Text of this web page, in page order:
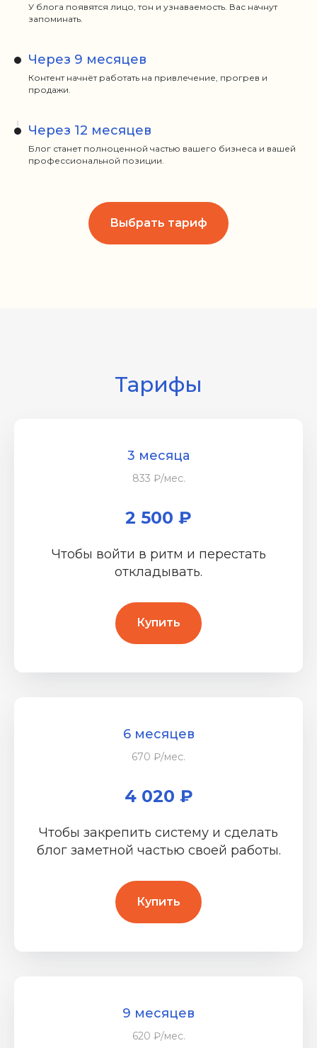
У блога появятся лицо, тон и узнаваемость. Вас начнут
запоминать.
Через 9 месяцев
Контент начнёт работать на привлечение, прогрев и
продажи.
Через 12 месяцев
Блог станет полноценной частью вашего бизнеса и вашей
профессиональной позиции.
Выбрать тариф
Тарифы
3 месяца
833 ₽/мес.
2 500 ₽
Чтобы войти в ритм и перестать
откладывать.
Купить
6 месяцев
670 ₽/мес.
4 020 ₽
Чтобы закрепить систему и сделать
блог заметной частью своей работы.
Купить
9 месяцев
620 ₽/мес.